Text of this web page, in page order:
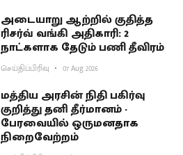
அடையாறு ஆற்றில் குதித்த
ரிசர்வ் வங்கி அதிகாரி: 2
நாட்களாக தேடும் பணி தீவிரம்
செய்திப்பிரிவு 07 Aug 2026
மத்திய அரசின் நிதி பகிர்வு
குறித்து தனி தீர்மானம் -
பேரவையில் ஒருமனதாக
நிறைவேற்றம்